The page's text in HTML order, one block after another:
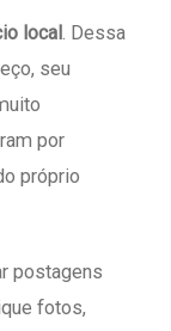
local. Dessa
seu
por
próprio
postagens
fotos,